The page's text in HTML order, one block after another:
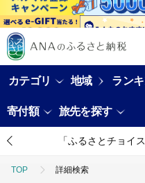
カテゴリ 地域 ラン
寄付額 旅先を探す
「ふるさとチョイ
TOP 詳細検索